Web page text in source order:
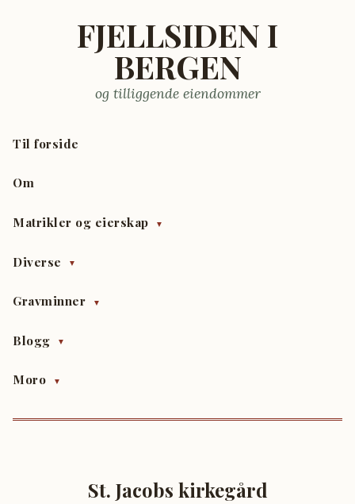
FJELLSIDEN I
BERGEN
og tilliggende eiendommer
Til forside
Om
Matrikler og eierskap ▼
Diverse ▼
Gravminner ▼
Blogg ▼
Moro ▼
St. Jacobs kirkegård